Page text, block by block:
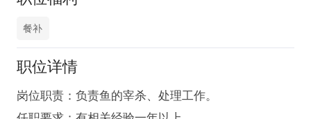
餐补
职位详情
岗位职责：负责鱼的宰杀、处理工作。